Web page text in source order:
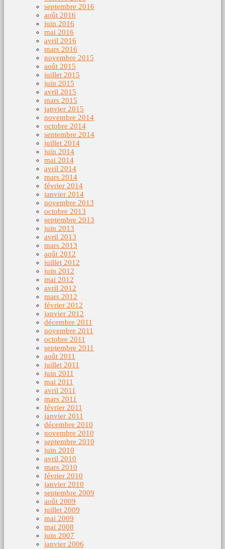
septembre 2016
août 2016
juin 2016
mai 2016
avril 2016
mars 2016
novembre 2015
août 2015
juillet 2015
juin 2015
avril 2015
mars 2015
janvier 2015
novembre 2014
octobre 2014
septembre 2014
juillet 2014
juin 2014
mai 2014
avril 2014
mars 2014
février 2014
janvier 2014
novembre 2013
octobre 2013
septembre 2013
juin 2013
avril 2013
mars 2013
août 2012
juillet 2012
juin 2012
mai 2012
avril 2012
mars 2012
février 2012
janvier 2012
décembre 2011
novembre 2011
octobre 2011
septembre 2011
août 2011
juillet 2011
juin 2011
mai 2011
avril 2011
mars 2011
février 2011
janvier 2011
décembre 2010
novembre 2010
septembre 2010
juin 2010
avril 2010
mars 2010
février 2010
janvier 2010
septembre 2009
août 2009
juillet 2009
mai 2009
mai 2008
juin 2007
janvier 2006